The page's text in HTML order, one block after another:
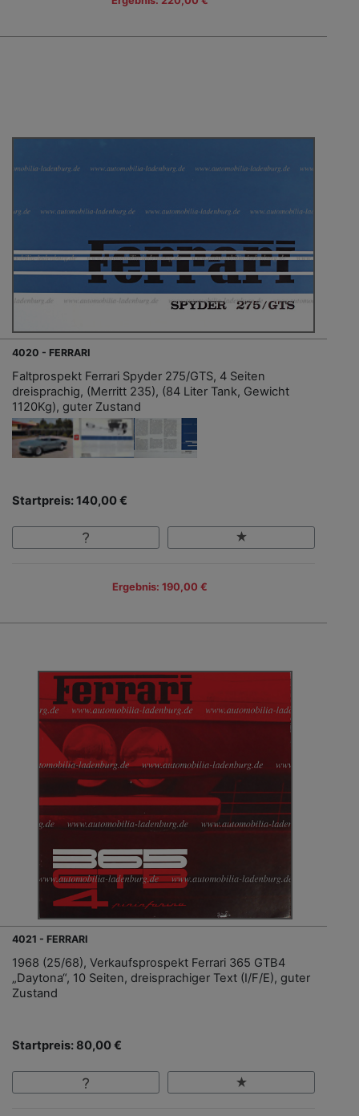
4020 - FERRARI
Faltprospekt Ferrari Spyder 275/GTS, 4 Seiten
dreisprachig, (Merritt 235), (84 Liter Tank, Gewicht
1120Kg), guter Zustand
Startpreis: 140,00 €
Ergebnis: 190,00 €
4021 - FERRARI
1968 (25/68), Verkaufsprospekt Ferrari 365 GTB4
„Daytona“, 10 Seiten, dreisprachiger Text (I/F/E), guter
Zustand
Startpreis: 80,00 €